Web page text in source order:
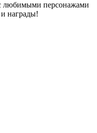
любимыми персонажами
награды!